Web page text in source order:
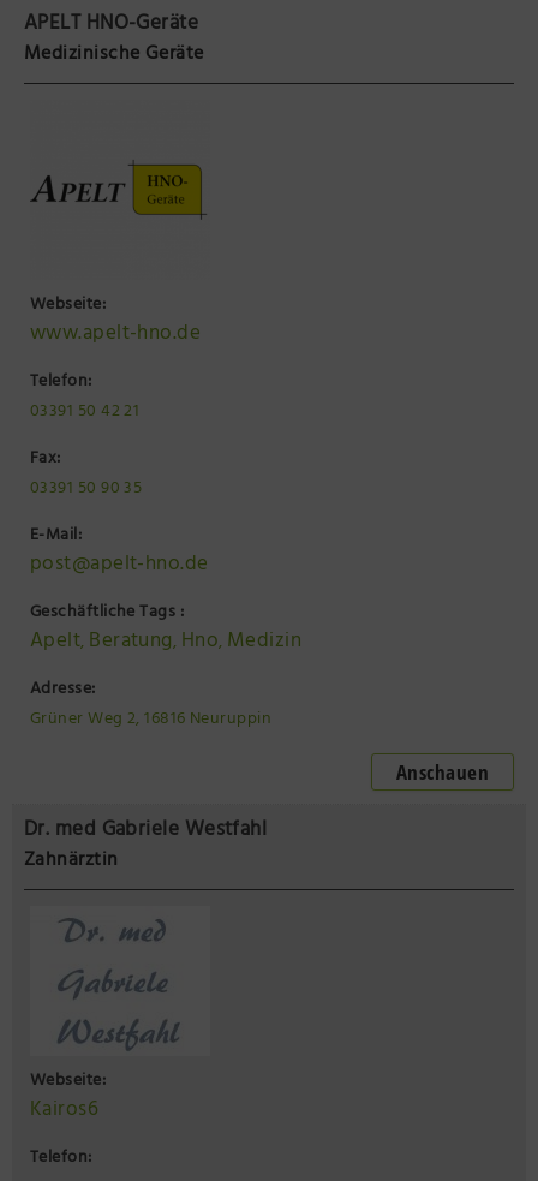
Präsenzstelle Prignitz Standort Neuruppin
Museum Neuruppin
Brandenburg-Preußen Museum Wustrau
Wegemuseum Wusterhausen/Dosse
APELT HNO-Geräte
Medizinische Geräte
Webseite:
www.apelt-hno.de
Telefon:
03391 50 42 21
Fax:
03391 50 90 35
E-Mail:
post@apelt-hno.de
Geschäftliche Tags :
Apelt, Beratung, Hno, Medizin
Adresse:
Grüner Weg 2, 16816 Neuruppin
Anschauen
Dr. med Gabriele Westfahl
Zahnärztin
Webseite:
Kairos6
Telefon: